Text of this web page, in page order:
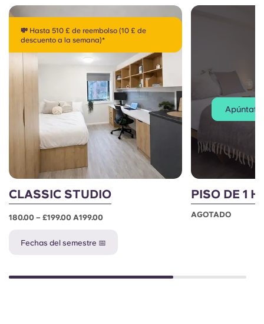
💸 Hasta 510 £ de reembolso (10 £ de
descuento a la semana)*
CLASSIC STUDIO
180.00 – £199.00 A199.00
Fechas del semestre 📅
Apúntate
PISO DE 1
AGOTADO